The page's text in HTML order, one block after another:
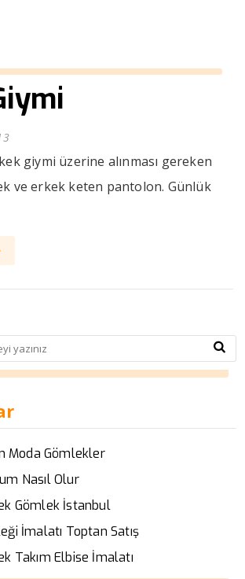
giymi üzerine alınması gereken
ve erkek keten pantolon. Günlük
Moda Gömlekler
Nasıl Olur
Gömlek İstanbul
İmalatı Toptan Satış
Takım Elbise İmalatı